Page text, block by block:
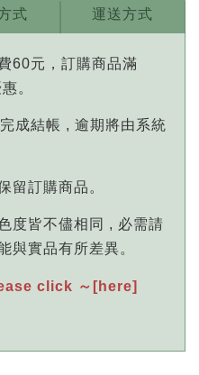
60元，訂購商品滿
。
成結帳 , 逾期將由系統
留訂購商品。
度皆不儘相同 , 必需請
與實品有所差異。
click ～[here]
式 運送方式